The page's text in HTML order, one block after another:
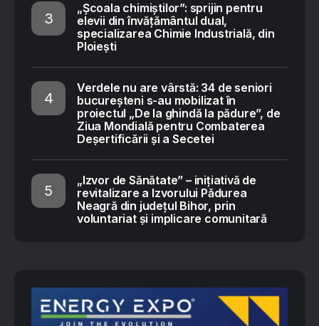
„Școala chimiștilor”: sprijin pentru
elevii din învățământul dual,
specializarea Chimie Industrială, din
Ploiești
Verdele nu are vârstă: 34 de seniori
bucureșteni s-au mobilizat în
proiectul „De la ghindă la pădure”, de
Ziua Mondială pentru Combaterea
Deșertificării și a Secetei
„Izvor de Sănătate” – inițiativă de
revitalizare a Izvorului Pădurea
Neagră din județul Bihor, prin
voluntariat și implicare comunitară